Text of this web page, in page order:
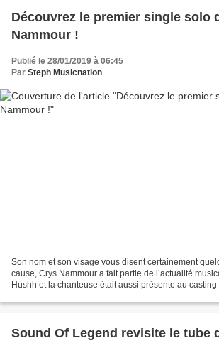
Découvrez le premier single solo
Nammour !
Publié le 28/01/2019 à 06:45
Par Steph Musicnation
Son nom et son visage vous disent certainement
cause, Crys Nammour a fait partie de l’actualité
Hushh et la chanteuse était aussi présente au
Sound Of Legend revisite le tube